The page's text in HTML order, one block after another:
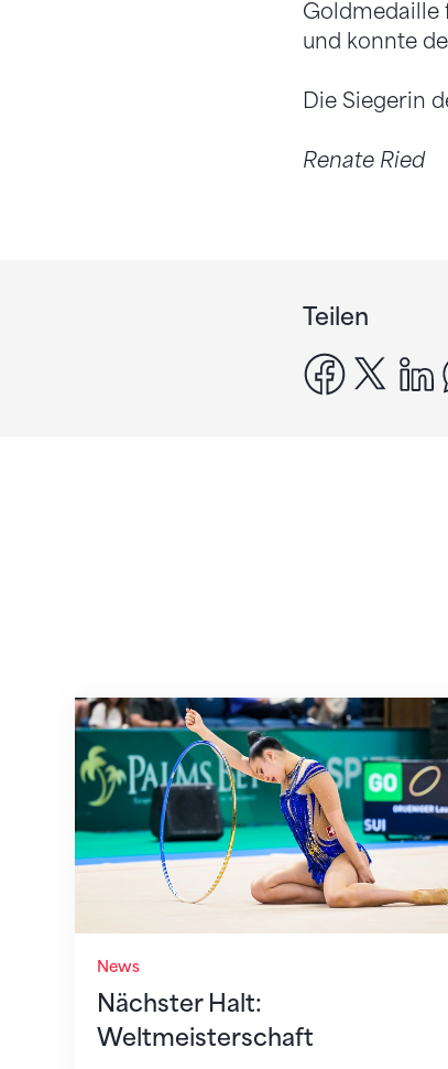
Goldmedaille
und konnte
Die Siegerin
Renate Ried
Teilen
facebook
x
News
Nächster Halt:
Weltmeisterschaft
Nächster Halt: Weltmeisterschaft